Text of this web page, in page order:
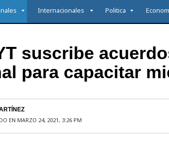
Internacionales Politica
suscribe
para capacitar
EN MARZO 24, 2021, 3:26 PM